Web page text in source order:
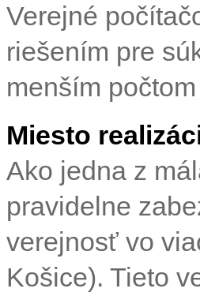
Verejné
riešením pre
menším
Miesto
Ako jedna z
pravidelne
verejnosť vo
Košice). Tieto